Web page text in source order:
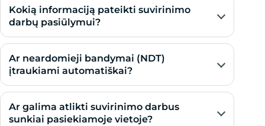
Kokią informaciją pateikti suvirinimo
darbų pasiūlymui?
Ar neardomieji bandymai (NDT)
įtraukiami automatiškai?
Ar galima atlikti suvirinimo darbus
sunkiai pasiekiamoje vietoje?